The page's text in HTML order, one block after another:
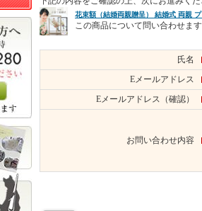
花束額（結婚両親贈呈） 結婚式 両親
この商品について問い合わせます
氏名
Eメールアドレス
Eメールアドレス（確認）
お問い合わせ内容